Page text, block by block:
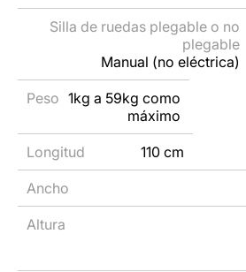
Longitud Ancho Altura
Manual (no eléctrica)
1kg a 59kg como
máximo
110 cm